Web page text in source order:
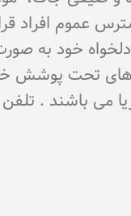
عموم افراد
خود به
تحت پوشش
. تلفن 42217353